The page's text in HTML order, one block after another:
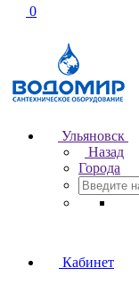
0
Ульяновск
Назад
Города
Кабинет